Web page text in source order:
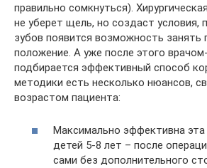
правильно сомкнуться).
не уберет щель, но создаст условия,
зубов появится возможность занять
положение. А уже после этого
подбирается эффективный способ
методики есть несколько нюансов,
возрастом пациента:
Максимально эффективна
детей 5-8 лет – после
сами без дополнительного